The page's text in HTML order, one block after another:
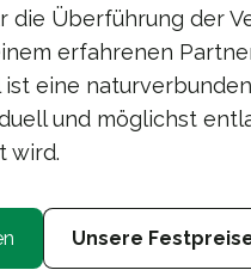
die Überführung der
erfahrenen
ist eine
und möglichst
wird.
Unsere